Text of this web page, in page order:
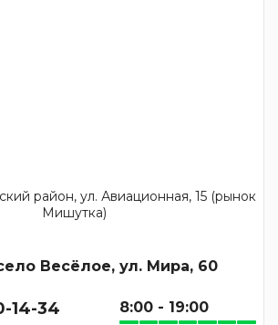
Весёлое, ул. Мира, 60
14-34 8:00 - 19:00